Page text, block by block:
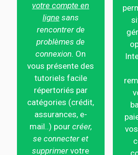
votre compte en
ligne sans
rencontrer de
problèmes de
connexion. On
vous présente des
tutoriels facile
répertoriés par
catégories (crédit,
assurances, e-
mail..) pour créer,
se connecter et
supprimer votre